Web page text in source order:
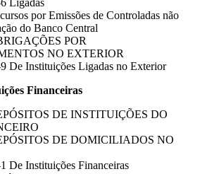
por Emissões de Controladas não
do Banco Central
POR
NO EXTERIOR
De Instituições Ligadas no Exterior
Financeiras
DE INSTITUIÇÕES DO
DE DOMICILIADOS NO
De Instituições Financeiras